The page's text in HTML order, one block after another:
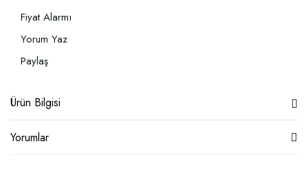
Fiyat Alarmı
Yorum Yaz
Paylaş
Ürün Bilgisi
Yorumlar